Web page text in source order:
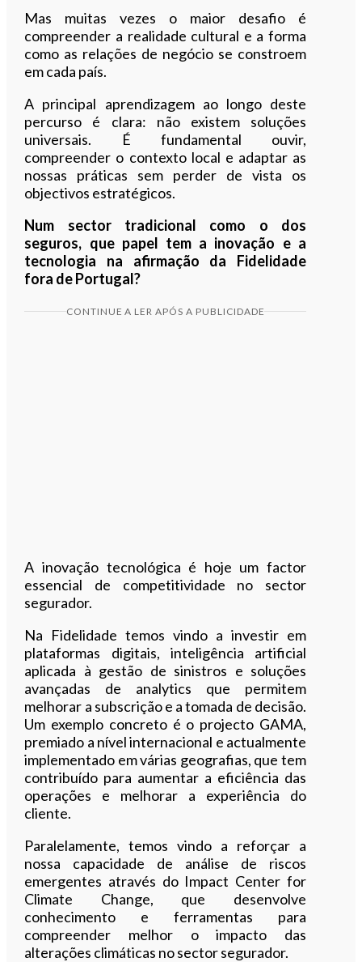
Mas muitas vezes o maior desafio é
compreender a realidade cultural e a forma
como as relações de negócio se constroem
em cada país.
A principal aprendizagem ao longo deste
percurso é clara: não existem soluções
universais. É fundamental ouvir,
compreender o contexto local e adaptar as
nossas práticas sem perder de vista os
objectivos estratégicos.
Num sector tradicional como o dos
seguros, que papel tem a inovação e a
tecnologia na afirmação da Fidelidade
fora de Portugal?
CONTINUE A LER APÓS A PUBLICIDADE
A inovação tecnológica é hoje um factor
essencial de competitividade no sector
segurador.
Na Fidelidade temos vindo a investir em
plataformas digitais, inteligência artificial
aplicada à gestão de sinistros e soluções
avançadas de analytics que permitem
melhorar a subscrição e a tomada de decisão.
Um exemplo concreto é o projecto GAMA,
premiado a nível internacional e actualmente
implementado em várias geografias, que tem
contribuído para aumentar a eficiência das
operações e melhorar a experiência do
cliente.
Paralelamente, temos vindo a reforçar a
nossa capacidade de análise de riscos
emergentes através do Impact Center for
Climate Change, que desenvolve
conhecimento e ferramentas para
compreender melhor o impacto das
alterações climáticas no sector segurador.